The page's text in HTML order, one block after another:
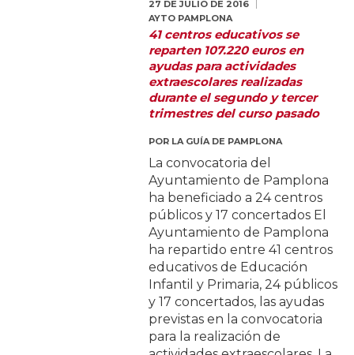
27 DE JULIO DE 2016
AYTO PAMPLONA
41 centros educativos se
reparten 107.220 euros en
ayudas para actividades
extraescolares realizadas
durante el segundo y tercer
trimestres del curso pasado
POR LA GUÍA DE PAMPLONA
La convocatoria del
Ayuntamiento de Pamplona
ha beneficiado a 24 centros
públicos y 17 concertados El
Ayuntamiento de Pamplona
ha repartido entre 41 centros
educativos de Educación
Infantil y Primaria, 24 públicos
y 17 concertados, las ayudas
previstas en la convocatoria
para la realización de